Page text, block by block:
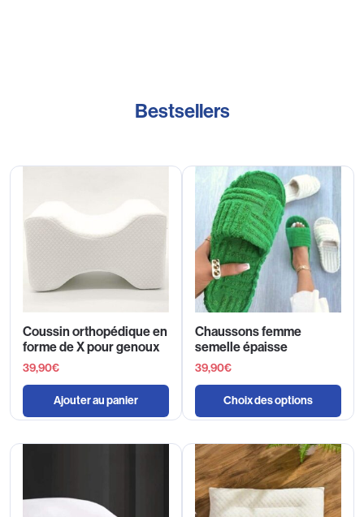
Bestsellers
Coussin orthopédique en
forme de X pour genoux
39,90€
Ajouter au panier
Chaussons femme
semelle épaisse
39,90€
Choix des options